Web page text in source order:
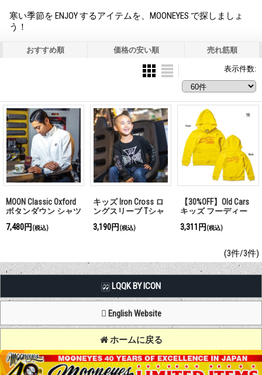
寒い季節を ENJOY するアイテムを、MOONEYES で探しましょ
う！
おすすめ順 価格の安い順 売れ筋順
表示件数:
MOON Classic Oxford
ボタンダウン シャツ
7,480円 (税込)
キッズ Iron Cross ロ
ングスリーブ Tシャ
3,190円 (税込)
【30%OFF】Old Cars
キッズ フーディー
3,311円 (税込)
(3件/3件)
LQQK BY ICON
English Website
ホームに戻る
Copyright (C) MOON OF JAPAN, INC. All Rights Reserved.